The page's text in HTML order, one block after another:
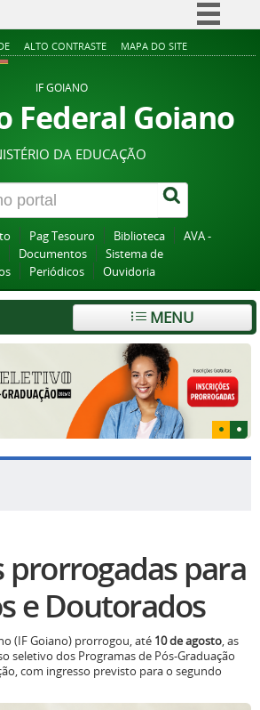
Simplifique!
Acesso à informação
Legislação
Canais
ALTO CONTRASTE MAPA DO SITE
IF GOIANO
Federal Goiano
DA EDUCAÇÃO
Pag Tesouro Biblioteca
AVA -
Documentos
Sistema de
Periódicos Ouvidoria
MENU
prorrogadas para
e Doutorados
(IF Goiano) prorrogou, até 10 de agosto, as
seletivo dos Programas de Pós-Graduação
com ingresso previsto para o segundo